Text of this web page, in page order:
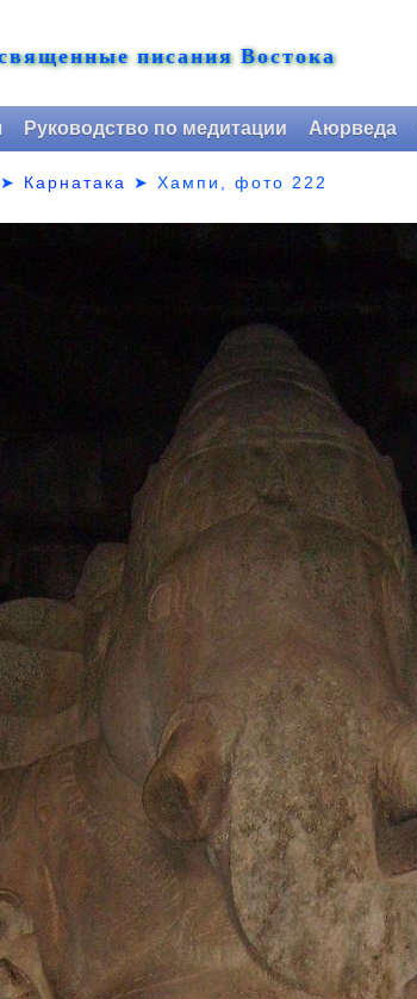
писания Востока
Руководство по медитации Аюрведа
Карнатака ➤Хампи, фото 222